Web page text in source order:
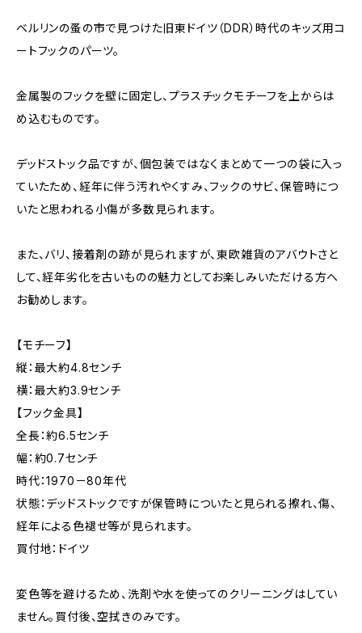
ベルリンの蚤の市で見つけた旧東ドイツ（DDR）時代のキッズ用コ
ートフックのパーツ。
金属製のフックを壁に固定し、プラスチックモチーフを上からは
め込むものです。
デッドストック品ですが、個包装ではなくまとめて一つの袋に入っ
ていたため、経年に伴う汚れやくすみ、フックのサビ、保管時につ
いたと思われる小傷が多数見られます。
また、バリ、接着剤の跡が見られますが、東欧雑貨のアバウトさと
して、経年劣化を古いものの魅力としてお楽しみいただける方へ
お勧めします。
【モチーフ】
縦：最大約4.8センチ
横：最大約3.9センチ
【フック金具】
全長：約6.5センチ
幅：約0.7センチ
時代：1970－80年代
状態：デッドストックですが保管時についたと見られる擦れ、傷、
経年による色褪せ等が見られます。
買付地：ドイツ
変色等を避けるため、洗剤や水を使ってのクリーニングはしてい
ません。買付後、空拭きのみです。